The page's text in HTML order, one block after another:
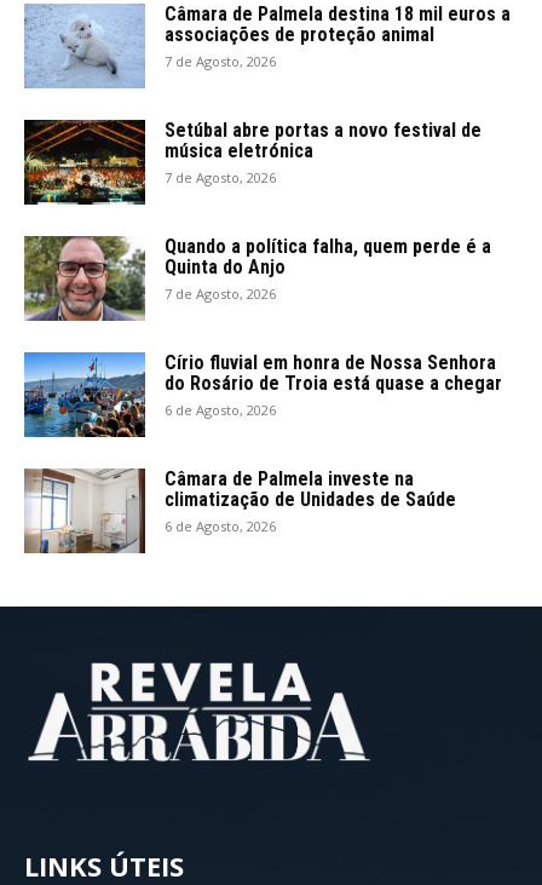
Câmara de Palmela destina 18 mil euros a
associações de proteção animal
7 de Agosto, 2026
Setúbal abre portas a novo festival de
música eletrónica
7 de Agosto, 2026
Quando a política falha, quem perde é a
Quinta do Anjo
7 de Agosto, 2026
Círio fluvial em honra de Nossa Senhora
do Rosário de Troia está quase a chegar
6 de Agosto, 2026
Câmara de Palmela investe na
climatização de Unidades de Saúde
6 de Agosto, 2026
LINKS ÚTEIS